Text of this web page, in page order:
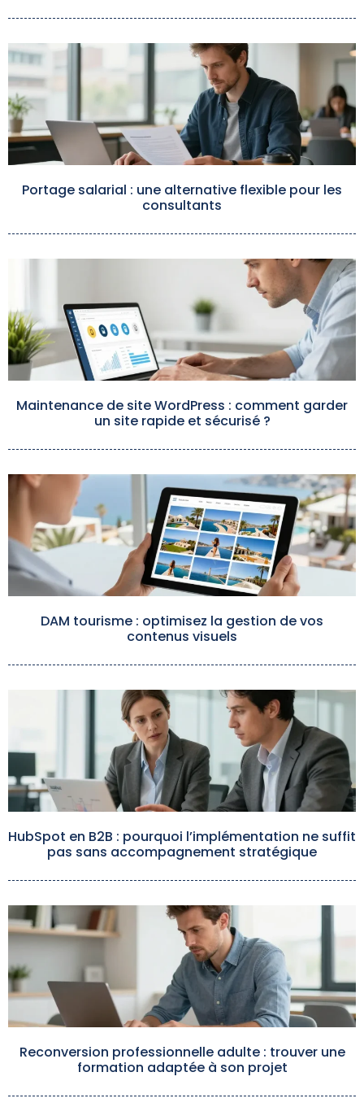
Portage salarial : une alternative flexible pour les
consultants
Maintenance de site WordPress : comment garder
un site rapide et sécurisé ?
DAM tourisme : optimisez la gestion de vos
contenus visuels
HubSpot en B2B : pourquoi l’implémentation ne suffit
pas sans accompagnement stratégique
Reconversion professionnelle adulte : trouver une
formation adaptée à son projet